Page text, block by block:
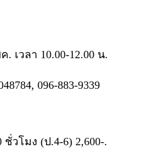
. เวลา 10.00-12.00 น.
096-883-9339
วโมง (ป.4-6) 2,600-.